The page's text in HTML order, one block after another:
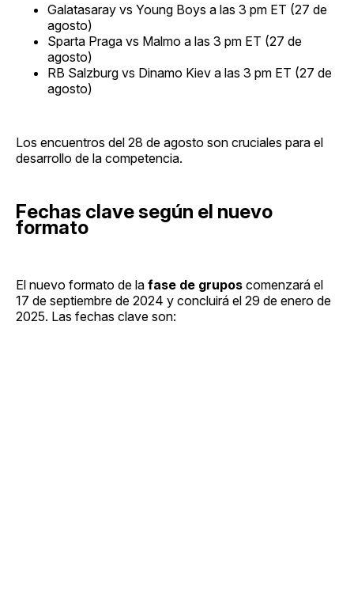
Galatasaray vs Young Boys a las 3 pm ET (27 de
agosto)
Sparta Praga vs Malmo a las 3 pm ET (27 de
agosto)
RB Salzburg vs Dinamo Kiev a las 3 pm ET (27 de
agosto)
Los encuentros del 28 de agosto son cruciales para el
desarrollo de la competencia.
Fechas clave según el nuevo
formato
El nuevo formato de la fase de grupos comenzará el
17 de septiembre de 2024 y concluirá el 29 de enero de
2025. Las fechas clave son: